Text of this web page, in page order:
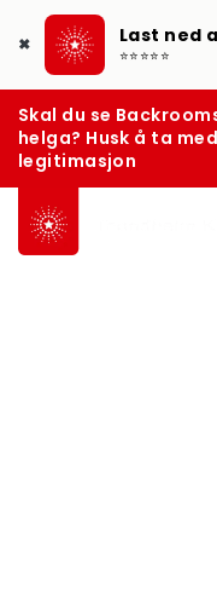
✖ Last ned
⭐⭐⭐⭐⭐
Skal du se
helga? Husk å ta
legitimasjon